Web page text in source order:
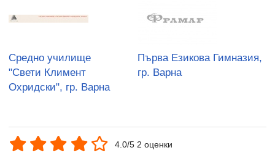
Средно училище
"Свети Климент
Охридски", гр. Варна
Първа Езикова Гимназия,
гр. Варна
4.0/5 2 оценки